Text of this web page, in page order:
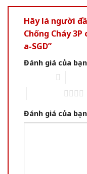
Hãy là người
Chống Cháy
a-SGD”
Đánh giá của bạn
Đánh giá của bạn